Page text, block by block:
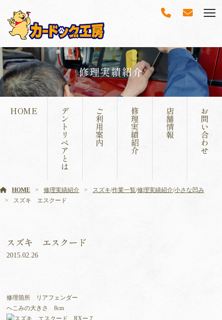
修理実績紹介
HOME デ
ン
ト
リ
ペ
ア
と
は
ご
利
用
案
内
修
理
実
績
紹
介
店
舗
情
報
お
問
い
合
わ
せ
HOME 修理実績紹介 スズキ/作業一覧/修理実績紹介/小さな凹み
スズキ エスクード
スズキ エスクード
2015.02.26
修理箇所 リアフェンダー
へこみの大きさ 8cm